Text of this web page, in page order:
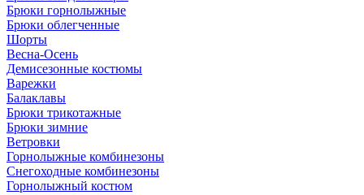
Брюки горнолыжные
Брюки облегченные
Шорты
Весна-Осень
Демисезонные костюмы
Варежки
Балаклавы
Брюки трикотажные
Брюки зимние
Ветровки
Горнолыжные комбинезоны
Снегоходные комбинезоны
Горнолыжный костюм